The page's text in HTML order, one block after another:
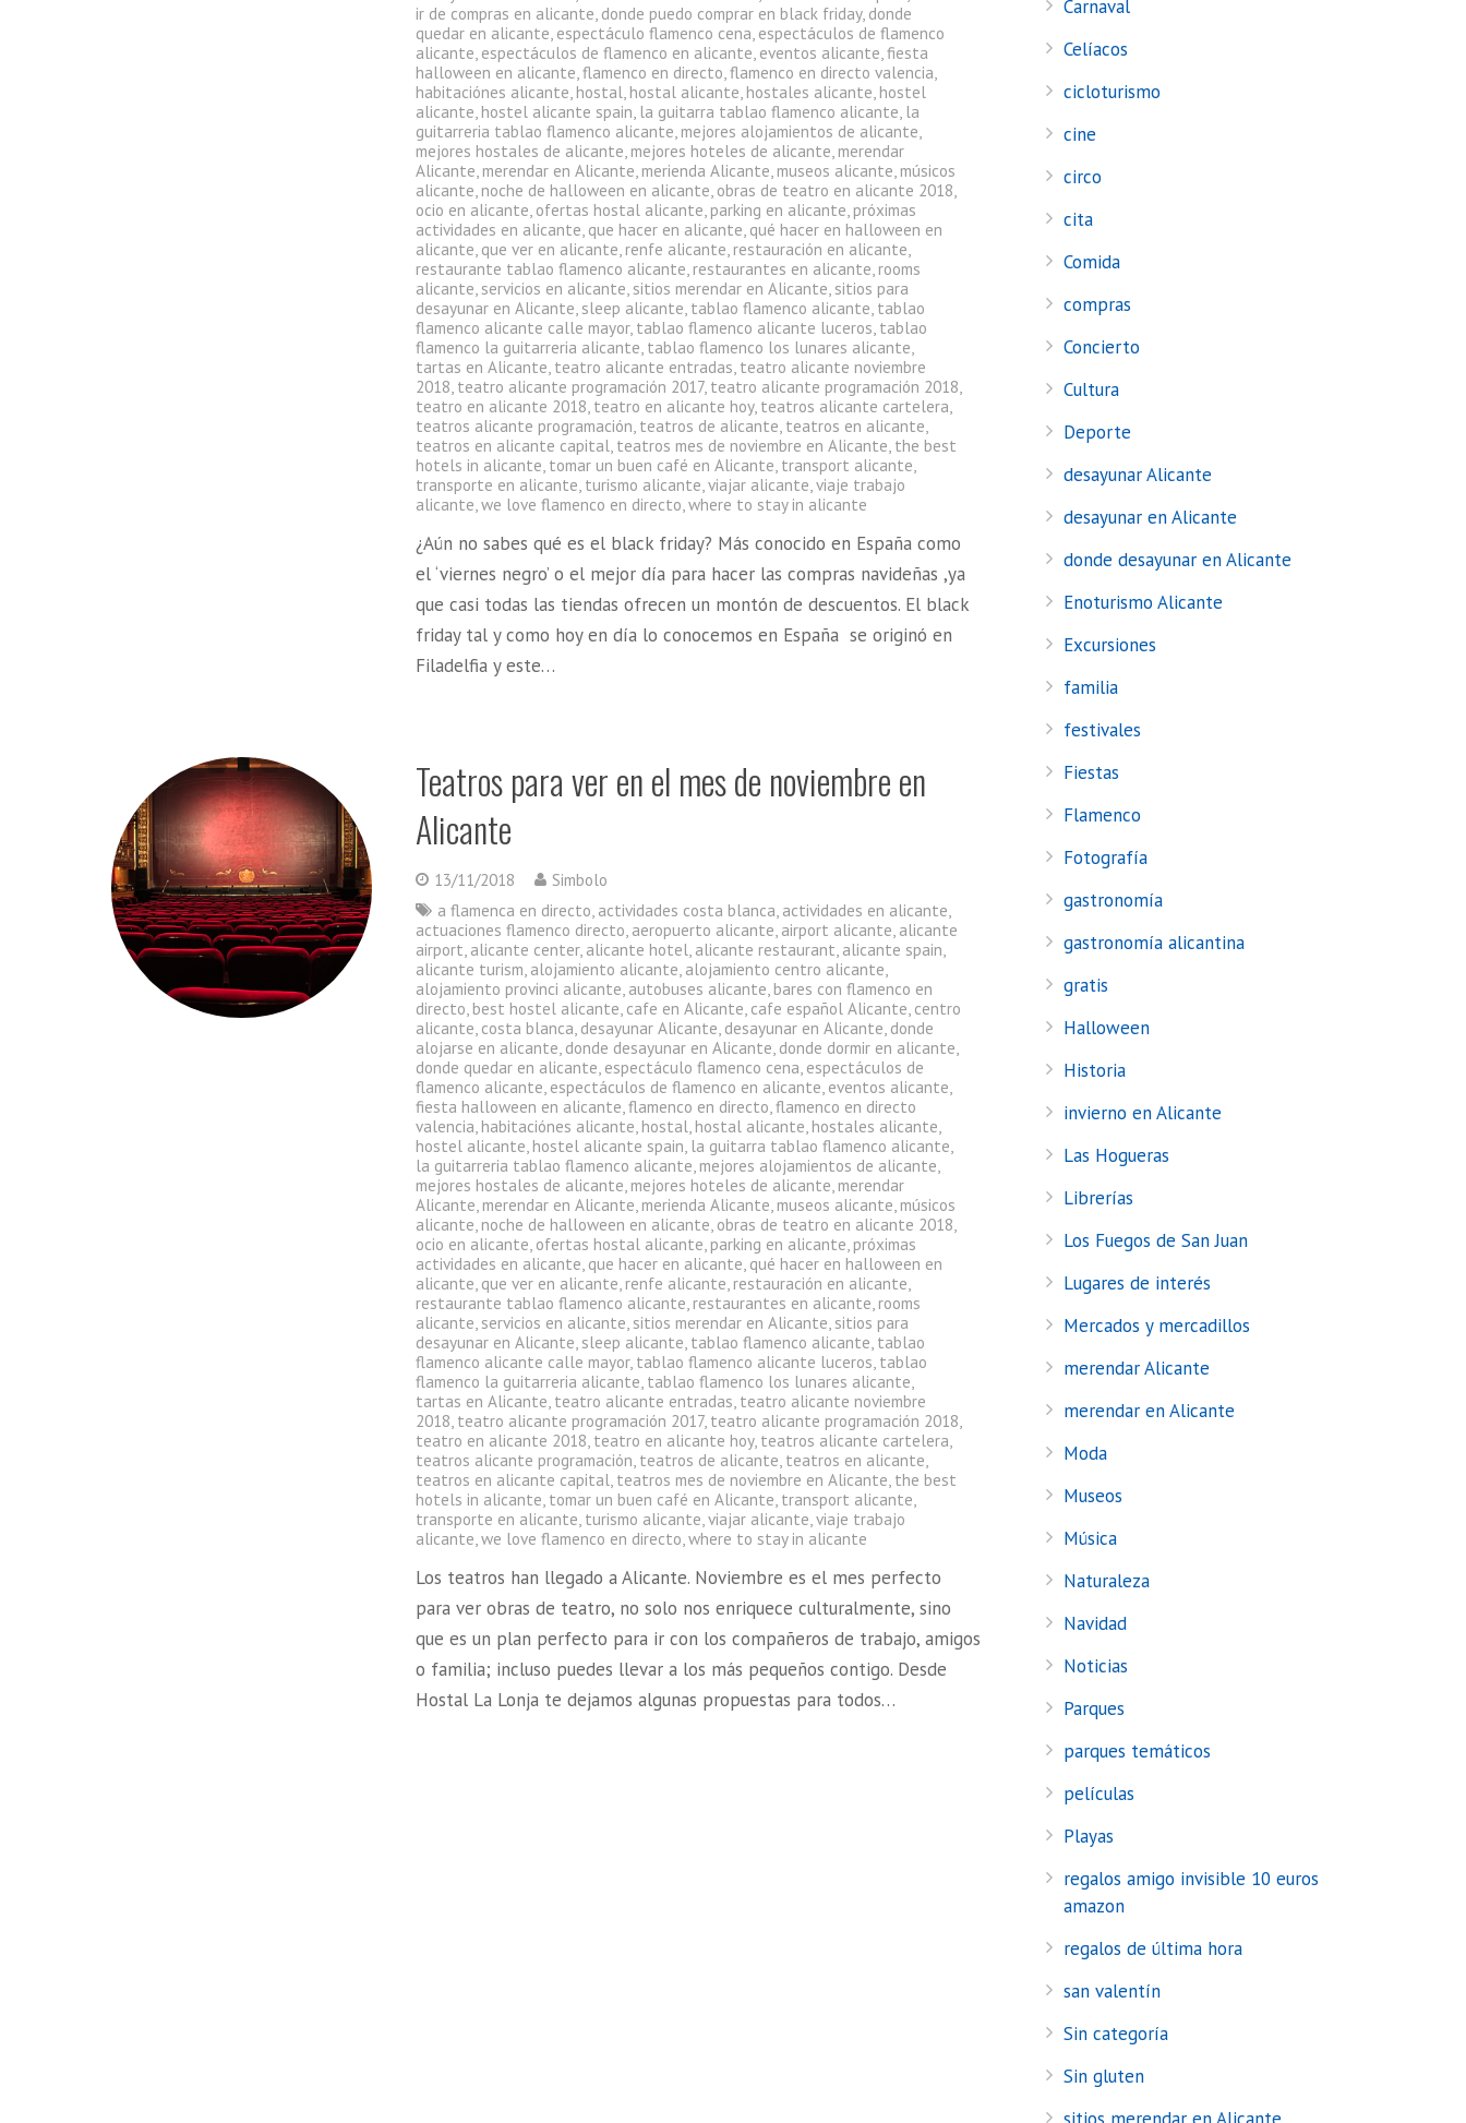
ir de compras en alicante, donde puedo comprar en black friday, donde
quedar en alicante, espectáculo flamenco cena, espectáculos de flamenco
alicante, espectáculos de flamenco en alicante, eventos alicante,fiesta
halloween en alicante,flamenco en directo,flamenco en directo valencia,
habitaciónes alicante, hostal, hostal alicante, hostales alicante, hostel
alicante, hostel alicante spain, la guitarra tablao flamenco alicante, la
guitarreria tablao flamenco alicante, mejores alojamientos de alicante,
mejores hostales de alicante, mejores hoteles de alicante, merendar
Alicante, merendar en Alicante, merienda Alicante, museos alicante, músicos
alicante, noche de halloween en alicante, obras de teatro en alicante 2018,
ocio en alicante, ofertas hostal alicante, parking en alicante, próximas
actividades en alicante, que hacer en alicante, qué hacer en halloween en
alicante, que ver en alicante, renfe alicante, restauración en alicante,
restaurante tablao flamenco alicante, restaurantes en alicante, rooms
alicante, servicios en alicante, sitios merendar en Alicante, sitios para
desayunar en Alicante, sleep alicante, tablao flamenco alicante, tablao
flamenco alicante calle mayor, tablao flamenco alicante luceros, tablao
flamenco la guitarreria alicante, tablao flamenco los lunares alicante,
tartas en Alicante, teatro alicante entradas, teatro alicante noviembre
2018, teatro alicante programación 2017, teatro alicante programación 2018,
teatro en alicante 2018, teatro en alicante hoy, teatros alicante cartelera,
teatros alicante programación, teatros de alicante, teatros en alicante,
teatros en alicante capital, teatros mes de noviembre en Alicante, the best
hotels in alicante, tomar un buen café en Alicante, transport alicante,
transporte en alicante, turismo alicante,viajar alicante,viaje trabajo
alicante,we love flamenco en directo,where to stay in alicante
¿Aún no sabes qué es el black friday? Más conocido en España como
el ‘viernes negro’ o el mejor día para hacer las compras navideñas ,ya
que casi todas las tiendas ofrecen un montón de descuentos. El black
friday tal y como hoy en día lo conocemos en España se originó en
Filadelfia y este…
Teatros para ver en el mes de noviembre en
Alicante
13/11/2018
Simbolo
a flamenca en directo, actividades costa blanca, actividades en alicante,
actuaciones flamenco directo, aeropuerto alicante, airport alicante, alicante
airport, alicante center, alicante hotel, alicante restaurant, alicante spain,
alicante turism, alojamiento alicante, alojamiento centro alicante,
alojamiento provinci alicante, autobuses alicante, bares con flamenco en
directo, best hostel alicante, cafe en Alicante, cafe español Alicante, centro
alicante, costa blanca, desayunar Alicante, desayunar en Alicante, donde
alojarse en alicante, donde desayunar en Alicante, donde dormir en alicante,
donde quedar en alicante, espectáculo flamenco cena, espectáculos de
flamenco alicante, espectáculos de flamenco en alicante, eventos alicante,
fiesta halloween en alicante,flamenco en directo,flamenco en directo
valencia, habitaciónes alicante, hostal, hostal alicante, hostales alicante,
hostel alicante, hostel alicante spain, la guitarra tablao flamenco alicante,
la guitarreria tablao flamenco alicante, mejores alojamientos de alicante,
mejores hostales de alicante, mejores hoteles de alicante, merendar
Alicante, merendar en Alicante, merienda Alicante, museos alicante, músicos
alicante, noche de halloween en alicante, obras de teatro en alicante 2018,
ocio en alicante, ofertas hostal alicante, parking en alicante, próximas
actividades en alicante, que hacer en alicante, qué hacer en halloween en
alicante, que ver en alicante, renfe alicante, restauración en alicante,
restaurante tablao flamenco alicante, restaurantes en alicante, rooms
alicante, servicios en alicante, sitios merendar en Alicante, sitios para
desayunar en Alicante, sleep alicante, tablao flamenco alicante, tablao
flamenco alicante calle mayor, tablao flamenco alicante luceros, tablao
flamenco la guitarreria alicante, tablao flamenco los lunares alicante,
tartas en Alicante, teatro alicante entradas, teatro alicante noviembre
2018, teatro alicante programación 2017, teatro alicante programación 2018,
teatro en alicante 2018, teatro en alicante hoy, teatros alicante cartelera,
teatros alicante programación, teatros de alicante, teatros en alicante,
teatros en alicante capital, teatros mes de noviembre en Alicante, the best
hotels in alicante, tomar un buen café en Alicante, transport alicante,
transporte en alicante, turismo alicante,viajar alicante,viaje trabajo
alicante,we love flamenco en directo,where to stay in alicante
Los teatros han llegado a Alicante. Noviembre es el mes perfecto
para ver obras de teatro, no solo nos enriquece culturalmente, sino
que es un plan perfecto para ir con los compañeros de trabajo, amigos
o familia; incluso puedes llevar a los más pequeños contigo. Desde
Hostal La Lonja te dejamos algunas propuestas para todos…
Carnaval
Celíacos
cicloturismo
cine
circo
cita
Comida
compras
Concierto
Cultura
Deporte
desayunar Alicante
desayunar en Alicante
donde desayunar en Alicante
Enoturismo Alicante
Excursiones
familia
festivales
Fiestas
Flamenco
Fotografía
gastronomía
gastronomía alicantina
gratis
Halloween
Historia
invierno en Alicante
Las Hogueras
Librerías
Los Fuegos de San Juan
Lugares de interés
Mercados y mercadillos
merendar Alicante
merendar en Alicante
Moda
Museos
Música
Naturaleza
Navidad
Noticias
Parques
parques temáticos
películas
Playas
regalos amigo invisible 10 euros
amazon
regalos de última hora
san valentín
Sin categoría
Sin gluten